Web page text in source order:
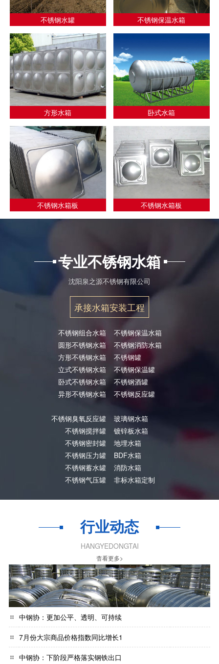
不锈钢水罐 不锈钢保温水箱
方形水箱 卧式水箱
不锈钢水箱板 不锈钢水箱板
专业不锈钢水箱
沈阳泉之源不锈钢有限公司
承接水箱安装工程
不锈钢组合水箱
圆形不锈钢水箱
方形不锈钢水箱
立式不锈钢水箱
卧式不锈钢水箱
异形不锈钢水箱
不锈钢臭氧反应罐
不锈钢搅拌罐
不锈钢密封罐
不锈钢压力罐
不锈钢蓄水罐
不锈钢气压罐
不锈钢保温水箱
不锈钢消防水箱
不锈钢罐
不锈钢保温罐
不锈钢酒罐
不锈钢反应罐
玻璃钢水箱
镀锌板水箱
地埋水箱
BDF水箱
消防水箱
非标水箱定制
行业动态
HANGYEDONGTAI
杳看更多>
中钢协：更加公平、透明、可持续
7月份大宗商品价格指数同比增长1
中钢协：下阶段严格落实钢铁出口